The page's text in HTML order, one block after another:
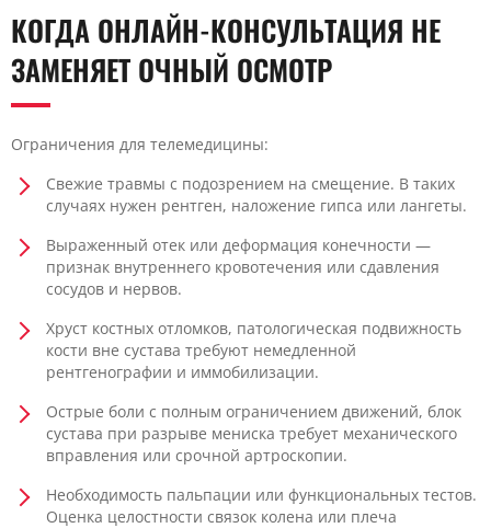
КОГДА ОНЛАЙН-КОНСУЛЬТАЦИЯ НЕ
ЗАМЕНЯЕТ ОЧНЫЙ ОСМОТР
Ограничения для телемедицины:
Свежие травмы с подозрением на смещение. В таких
случаях нужен рентген, наложение гипса или лангеты.
Выраженный отек или деформация конечности —
признак внутреннего кровотечения или сдавления
сосудов и нервов.
Хруст костных отломков, патологическая подвижность
кости вне сустава требуют немедленной
рентгенографии и иммобилизации.
Острые боли с полным ограничением движений, блок
сустава при разрыве мениска требует механического
вправления или срочной артроскопии.
Необходимость пальпации или функциональных тестов.
Оценка целостности связок колена или плеча